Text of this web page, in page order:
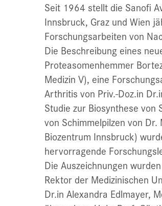
Seit 1964 stellt die Sanofi
Innsbruck, Graz und Wien
Forschungsarbeiten von
Die Beschreibung eines
Proteasomenhemmer
Medizin V), eine
Arthritis von Priv.-Doz.in
Studie zur Biosynthese von
von Schimmelpilzen von
Biozentrum Innsbruck)
hervorragende
Die Auszeichnungen
Rektor der Medizinischen
Dr.in Alexandra Edlmayer,